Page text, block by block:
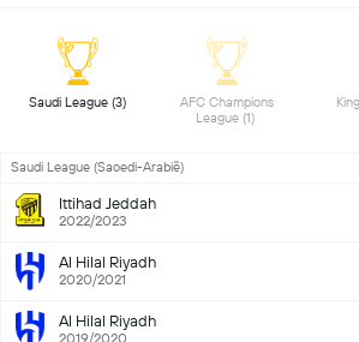
AFC Champions
League (1)
Saudi League (Saoedi-Arabië)
Ittihad Jeddah
2022/2023
Al Hilal Riyadh
2020/2021
Al Hilal Riyadh
2019/2020